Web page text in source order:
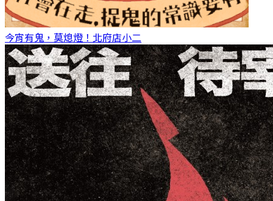
今宵有鬼，莫熄燈！ 北府店小二